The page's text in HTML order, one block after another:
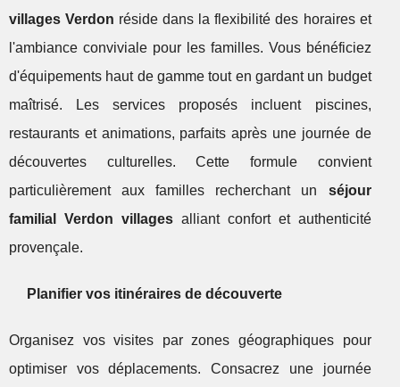
villages Verdon réside dans la flexibilité des horaires et
l'ambiance conviviale pour les familles. Vous bénéficiez
d'équipements haut de gamme tout en gardant un budget
maîtrisé. Les services proposés incluent piscines,
restaurants et animations, parfaits après une journée de
découvertes culturelles. Cette formule convient
particulièrement aux familles recherchant un séjour
familial Verdon villagesalliant confort et authenticité
provençale.
Planifier vos itinéraires de découverte
Organisez vos visites par zones géographiques pour
optimiser vos déplacements. Consacrez une journée